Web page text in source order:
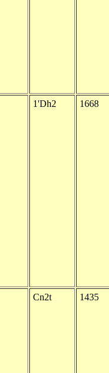
1'Dh2 1668
Cn2t 1435